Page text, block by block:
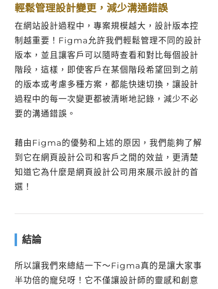
輕鬆管理設計變更，減少溝通錯誤
在網站設計過程中，專案規模越大，設計版本控
制越重要！Figma允許我們輕鬆管理不同的設計
版本，並且讓客戶可以隨時查看和對比每個設計
階段，這樣，即使客戶在某個階段希望回到之前
的版本或考慮多種方案，都能快速切換，讓設計
過程中的每一次變更都被清晰地記錄，減少不必
要的溝通錯誤。
藉由Figma的優勢和上述的原因，我們能夠了解
到它在網頁設計公司和客戶之間的效益，更清楚
知道它為什麼是網頁設計公司用來展示設計的首
選！
結論
所以讓我們來總結一下～Figma真的是讓大家事
半功倍的寵兒呀！它不僅讓設計師的靈感和創意